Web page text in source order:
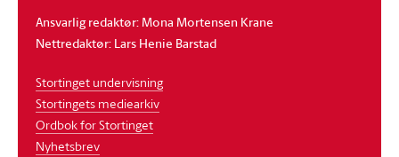
Ansvarlig redaktør: Mona Mortensen Krane
Nettredaktør: Lars Henie Barstad
Stortinget undervisning
Stortingets mediearkiv
Ordbok for Stortinget
Nyhetsbrev